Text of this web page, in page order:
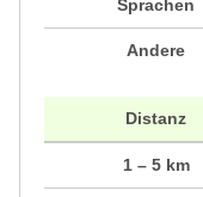
Sprachen
Andere
Distanz
1 – 5 km